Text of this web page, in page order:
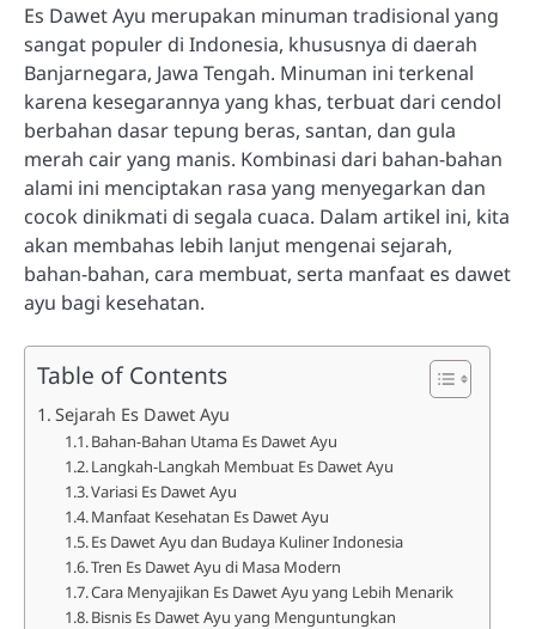
Es Dawet Ayu merupakan minuman tradisional yang
sangat populer di Indonesia, khususnya di daerah
Banjarnegara, Jawa Tengah. Minuman ini terkenal
karena kesegarannya yang khas, terbuat dari cendol
berbahan dasar tepung beras, santan, dan gula
merah cair yang manis. Kombinasi dari bahan-bahan
alami ini menciptakan rasa yang menyegarkan dan
cocok dinikmati di segala cuaca. Dalam artikel ini, kita
akan membahas lebih lanjut mengenai sejarah,
bahan-bahan, cara membuat, serta manfaat es dawet
ayu bagi kesehatan.
Table of Contents
Sejarah Es Dawet Ayu
Bahan-Bahan Utama Es Dawet Ayu
Langkah-Langkah Membuat Es Dawet Ayu
Variasi Es Dawet Ayu
Manfaat Kesehatan Es Dawet Ayu
Es Dawet Ayu dan Budaya Kuliner Indonesia
Tren Es Dawet Ayu di Masa Modern
Cara Menyajikan Es Dawet Ayu yang Lebih Menarik
Bisnis Es Dawet Ayu yang Menguntungkan